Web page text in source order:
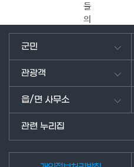
들
의
의
을
군민
관광객
읍/면 사무소
관련 누리집